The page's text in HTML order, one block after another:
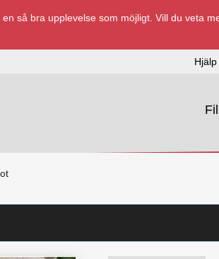
så bra upplevelse som möjligt. Vill du veta